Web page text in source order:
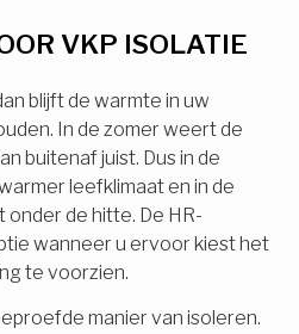
VKP ISOLATIE
blijft de warmte in uw
In de zomer weert de
buitenaf juist. Dus in de
leefklimaat en in de
onder de hitte. De HR-
wanneer u ervoor kiest het
te voorzien.
manier van isoleren.